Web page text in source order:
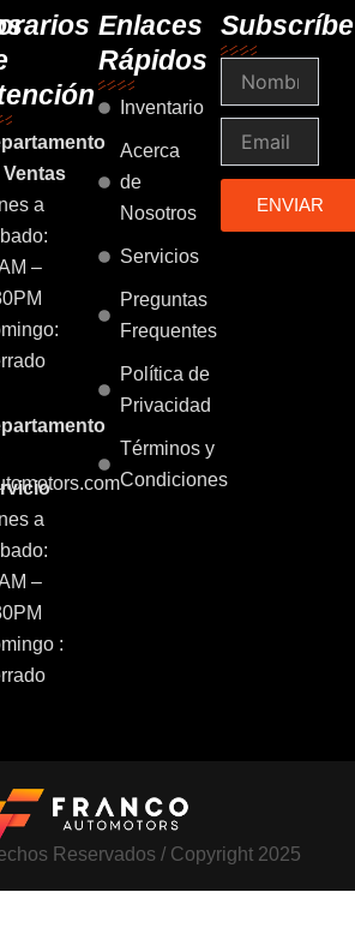
a
a
m
u
e
s
a
p
p
e
d
n
Ventas
a
–
a
–
:
Enlaces
Rápidos
Inventario
Acerca
de
Nosotros
Servicios
Preguntas
Frequentes
Política de
Privacidad
Términos y
Condiciones
ENVIAR
Reservados / Copyright 2025